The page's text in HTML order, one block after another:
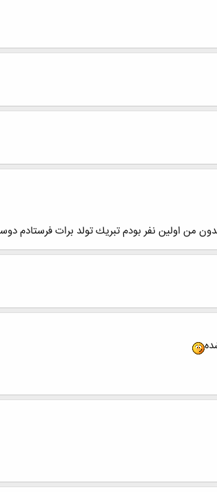
من اولين نفر بودم تبريك تولد برات فرستادم